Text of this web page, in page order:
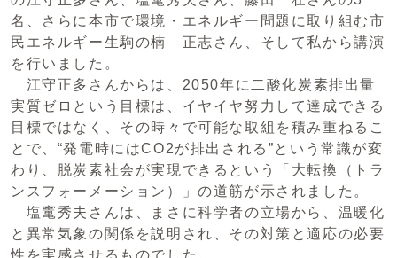
名、さらに本市で環境・エネルギー問題に取り組む市
民エネルギー生駒の楠 正志さん、そして私から講演
を行いました。
江守正多さんからは、2050年に二酸化炭素排出量
実質ゼロという目標は、イヤイヤ努力して達成できる
目標ではなく、その時々で可能な取組を積み重ねるこ
とで、“発電時にはCO2が排出される”という常識が変
わり、脱炭素社会が実現できるという「大転換（トラ
ンスフォーメーション）」の道筋が示されました。
塩竃秀夫さんは、まさに科学者の立場から、温暖化
と異常気象の関係を説明され、その対策と適応の必要
性を実感させるものでした。